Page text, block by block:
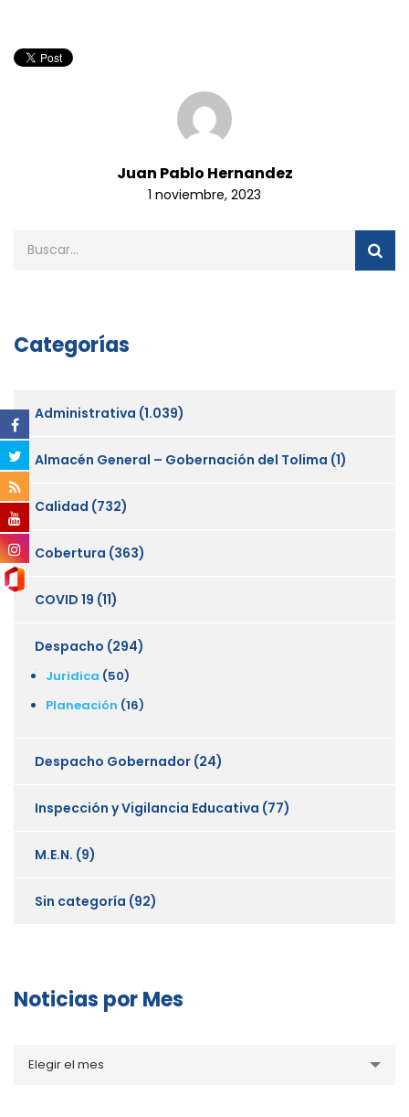
Juan Pablo Hernandez
1 noviembre, 2023
Categorías
Administrativa (1.039)
Almacén General – Gobernación del Tolima (1)
Calidad (732)
Cobertura (363)
COVID 19 (11)
Despacho (294)
Juridica (50)
Planeación (16)
Despacho Gobernador (24)
Inspección y Vigilancia Educativa (77)
M.E.N. (9)
Sin categoría (92)
Noticias por Mes
porElegir el mes